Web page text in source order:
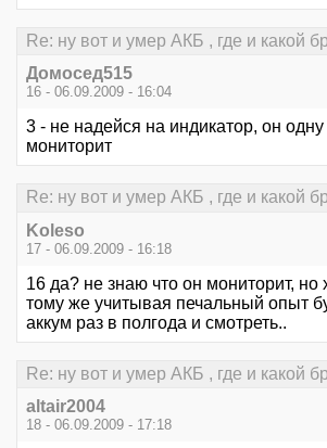
Re: ну вот и умер АКБ , где и какой
Домосед515
16 - 06.09.2009 - 16:04
3 - не надейся на индикатор, он одну
мониторит
Re: ну вот и умер АКБ , где и какой
Koleso
17 - 06.09.2009 - 16:18
16 да? не знаю что он мониторит, но
тому же учитывая печальный опыт
аккум раз в полгода и смотреть..
Re: ну вот и умер АКБ , где и какой
altair2004
18 - 06.09.2009 - 17:18